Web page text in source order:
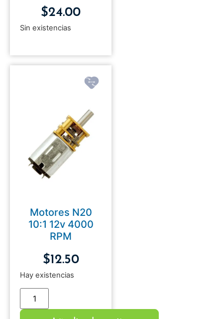
$24.00
Sin existencias
Motores N20
10:1 12v 4000
RPM
$12.50
Hay existencias